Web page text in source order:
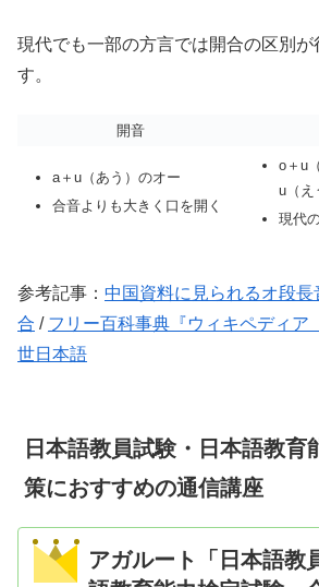
現代でも一部の方言では開合の区別
す。
開音
a＋u（あう）のオー
合音よりも大きく口を開く
o＋u
u（え
現代
参考記事： 中国資料に見られるオ段
合 / フリー百科事典『ウィキペディア
世日本語
日本語教員試験・日本語教育
策におすすめの通信講座
アガルート「日本語教